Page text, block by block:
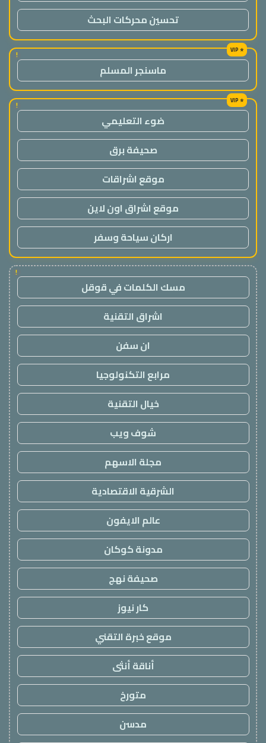
تحسين محركات البحث
!
ماسنجر المسلم
!
ضوء التعليمي
صحيفة برق
موقع اشراقات
موقع اشراق اون لاين
اركان سياحة وسفر
!
مسك الكلمات في قوقل
اشراق التقنية
ان سفن
مرابع التكنولوجيا
خيال التقنية
شوف ويب
مجلة الاسهم
الشرقية الاقتصادية
عالم الايفون
مدونة كوكان
صحيفة نهج
كار نيوز
موقع خبرة التقني
أناقة أنثى
متورخ
مدسن